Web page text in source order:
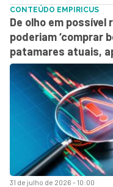
31 de julho de 2026 - 10:00
CONTEÚDO EMPIRICUS
De olho em
poderiam ‘comprar
patamares atuais,